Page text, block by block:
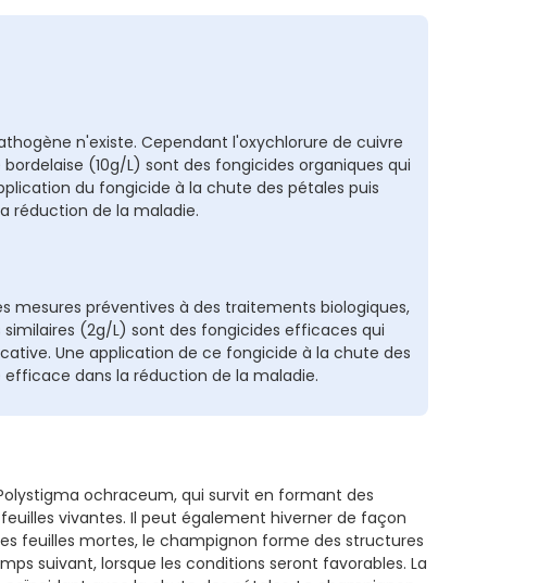
n'existe. Cependant l'oxychlorure de cuivre
(10g/L) sont des fongicides organiques qui
du fongicide à la chute des pétales puis
réduction de la maladie.
mesures préventives à des traitements biologiques,
(2g/L) sont des fongicides efficaces qui
Une application de ce fongicide à la chute des
dans la réduction de la maladie.
ochraceum, qui survit en formant des
vivantes. Il peut également hiverner de façon
feuilles mortes, le champignon forme des structures
suivant, lorsque les conditions seront favorables. La